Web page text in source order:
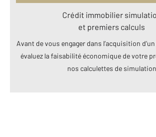
Crédit immobilier
et premiers calculs
Avant de vous engager dans l’acquisition
évaluez la faisabilité économique de votre
nos calculettes de simulation